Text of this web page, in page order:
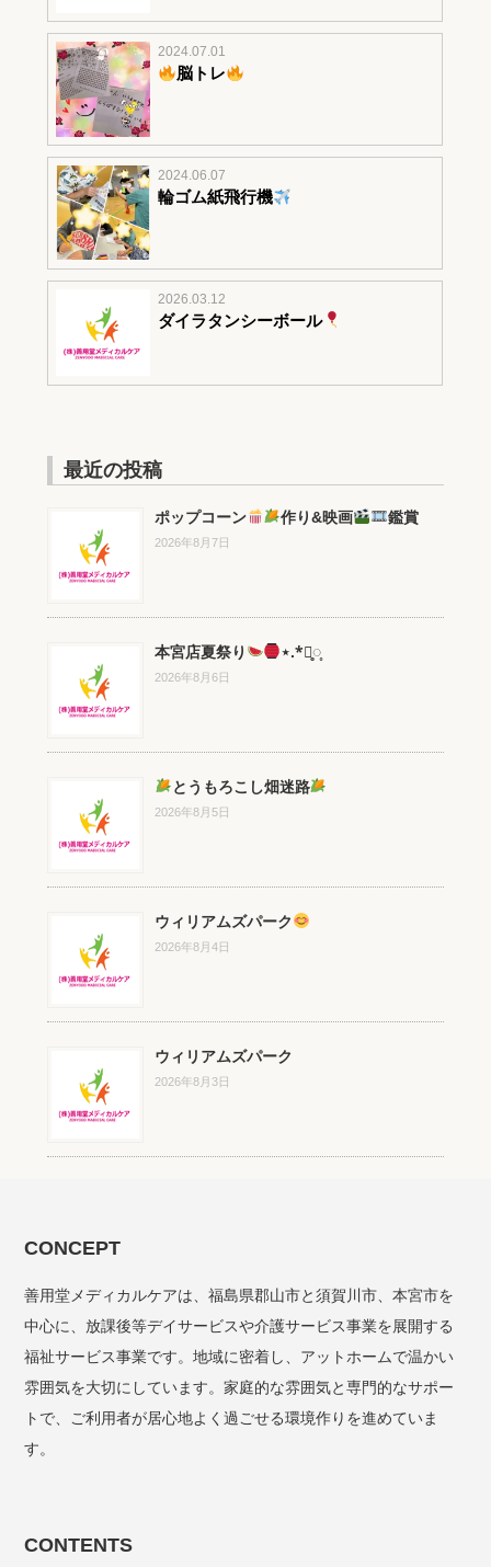
2024.07.01
脳トレ
2024.06.07
輪ゴム紙飛行機
2026.03.12
ダイラタンシーボール
最近の投稿
ポップコーン 作り&映画 鑑賞
2026年8月7日
本宮店夏祭り ⋆.*⃝̥◌̥
2026年8月6日
とうもろこし畑迷路
2026年8月5日
ウィリアムズパーク
2026年8月4日
ウィリアムズパーク
2026年8月3日
CONCEPT
善用堂メディカルケアは、福島県郡山市と須賀川市、本宮市を
中心に、放課後等デイサービスや介護サービス事業を展開する
福祉サービス事業です。地域に密着し、アットホームで温かい
雰囲気を大切にしています。家庭的な雰囲気と専門的なサポー
トで、ご利用者が居心地よく過ごせる環境作りを進めていま
す。
CONTENTS